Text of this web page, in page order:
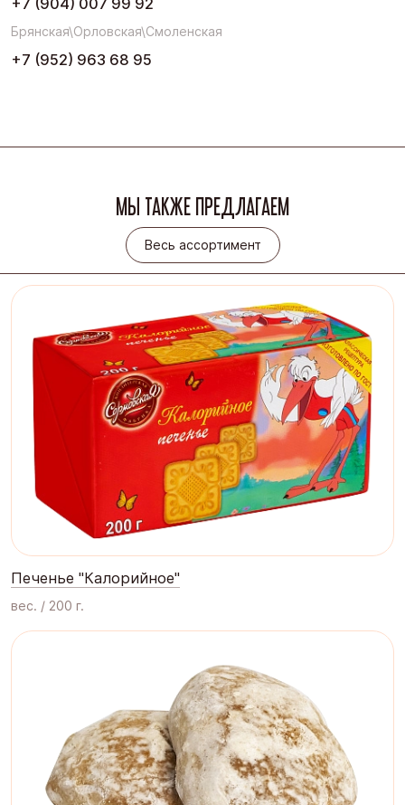
+7 (904) 007 99 92
Брянская\Орловская\Смоленская
+7 (952) 963 68 95
МЫ ТАКЖЕ ПРЕДЛАГАЕМ
Весь ассортимент
Весь ассортимент
Печенье "Калорийное"
вес. / 200 г.